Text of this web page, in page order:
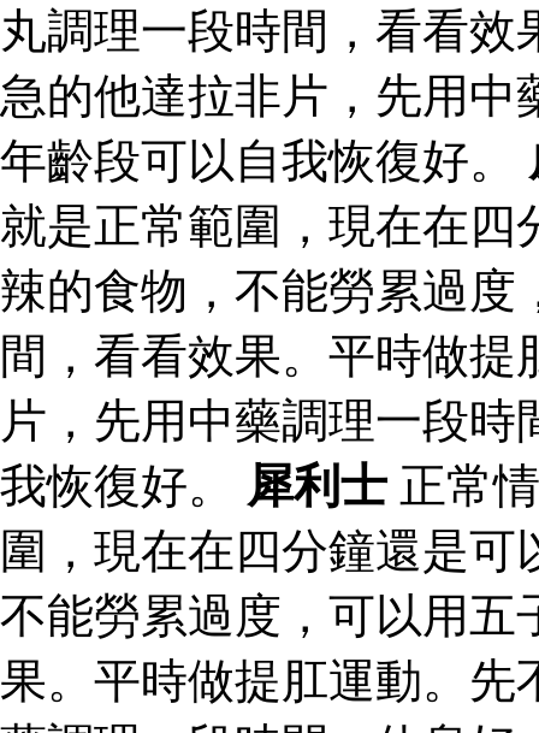
丸調理一段時間，看看
急的他達拉非片，先用中
年齡段可以自我恢復好。
就是正常範圍，現在在四
辣的食物，不能勞累過度
間，看看效果。平時做
片，先用中藥調理一段
我恢復好。 犀利士 正常
圍，現在在四分鐘還是
不能勞累過度，可以用五
果。平時做提肛運動。先